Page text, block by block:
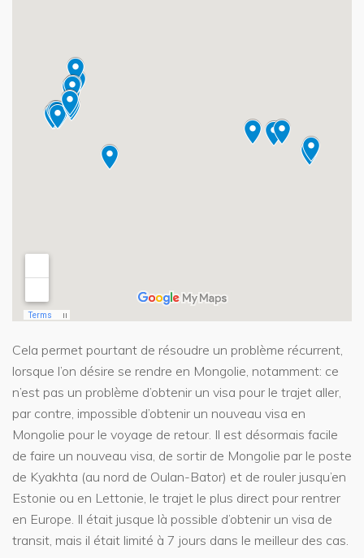
Cela permet pourtant de résoudre un problème récurrent,
lorsque l’on désire se rendre en Mongolie, notamment: ce
n’est pas un problème d’obtenir un visa pour le trajet aller,
par contre, impossible d’obtenir un nouveau visa en
Mongolie pour le voyage de retour. Il est désormais facile
de faire un nouveau visa, de sortir de Mongolie par le poste
de Kyakhta (au nord de Oulan-Bator) et de rouler jusqu’en
Estonie ou en Lettonie, le trajet le plus direct pour rentrer
en Europe. Il était jusque là possible d’obtenir un visa de
transit, mais il était limité à 7 jours dans le meilleur des cas.